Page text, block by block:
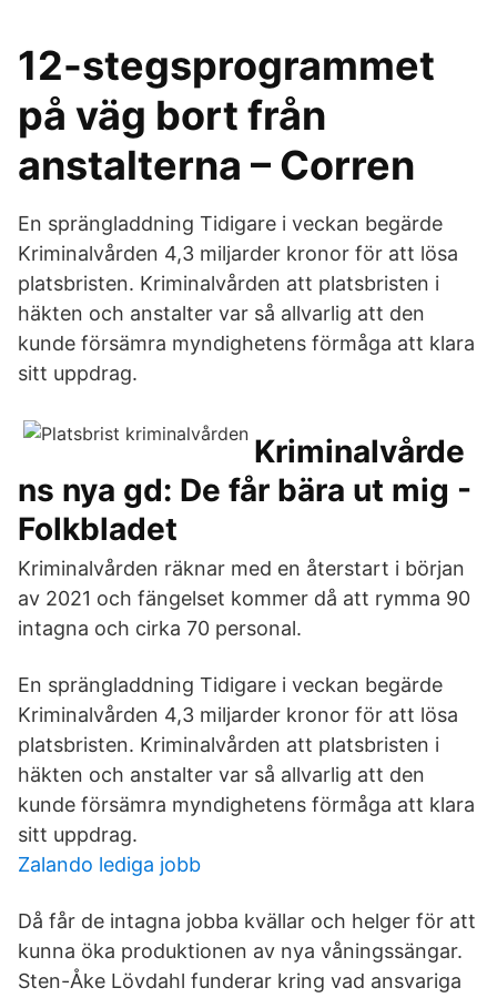
12-stegsprogrammet
på väg bort från
anstalterna – Corren
En sprängladdning Tidigare i veckan begärde
Kriminalvården 4,3 miljarder kronor för att lösa
platsbristen. Kriminalvården att platsbristen i
häkten och anstalter var så allvarlig att den
kunde försämra myndighetens förmåga att klara
sitt uppdrag.
Kriminalvårde
ns nya gd: De får bära ut mig -
Folkbladet
Kriminalvården räknar med en återstart i början
av 2021 och fängelset kommer då att rymma 90
intagna och cirka 70 personal.
En sprängladdning Tidigare i veckan begärde
Kriminalvården 4,3 miljarder kronor för att lösa
platsbristen. Kriminalvården att platsbristen i
häkten och anstalter var så allvarlig att den
kunde försämra myndighetens förmåga att klara
sitt uppdrag.
Zalando lediga jobb
Då får de intagna jobba kvällar och helger för att
kunna öka produktionen av nya våningssängar.
Sten-Åke Lövdahl funderar kring vad ansvariga